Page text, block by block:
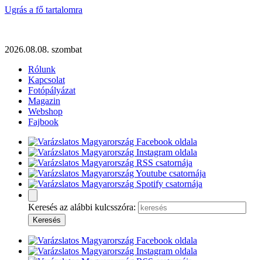
Ugrás a fő tartalomra
2026.08.08. szombat
Rólunk
Kapcsolat
Fotópályázat
Magazin
Webshop
Fajbook
Keresés az alábbi kulcsszóra: